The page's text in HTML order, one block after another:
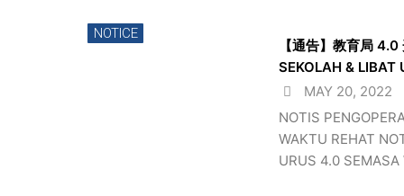
NOTICE
【通告】教育局
SEKOLAH & LIBAT
MAY 20, 2022
NOTIS
WAKTU REHAT
URUS 4.0 SEMASA